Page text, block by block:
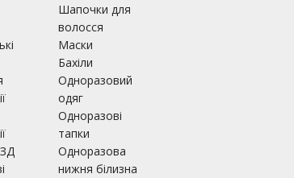
Шапочки для
волосся
Маски
Бахіли
Одноразовий
одяг
Одноразові
тапки
Одноразова
нижня білизна